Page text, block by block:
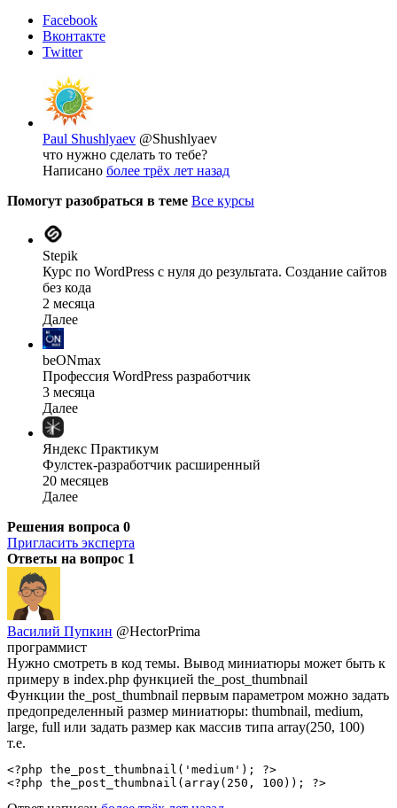
Facebook
Вконтакте
Twitter
Paul Shushlyaev @Shushlyaev
что нужно сделать то тебе?
Написано более трёх лет назад
Помогут разобраться в теме Все курсы
Stepik
Курс по WordPress с нуля до результата. Создание сайтов
без кода
2 месяца
Далее
beONmax
Профессия WordPress разработчик
3 месяца
Далее
Яндекс Практикум
Фулстек-разработчик расширенный
20 месяцев
Далее
Решения вопроса 0
Пригласить эксперта
Ответы на вопрос 1
Василий Пупкин @HectorPrima
программист
Нужно смотреть в код темы. Вывод миниатюры может быть к
примеру в index.php функцией the_post_thumbnail
Функции the_post_thumbnail первым параметром можно задать
предопределенный размер миниатюры: thumbnail, medium,
large, full или задать размер как массив типа array(250, 100)
т.е.
<?php the_post_thumbnail('medium'); ?>
<?php the_post_thumbnail(array(250, 100)); ?>